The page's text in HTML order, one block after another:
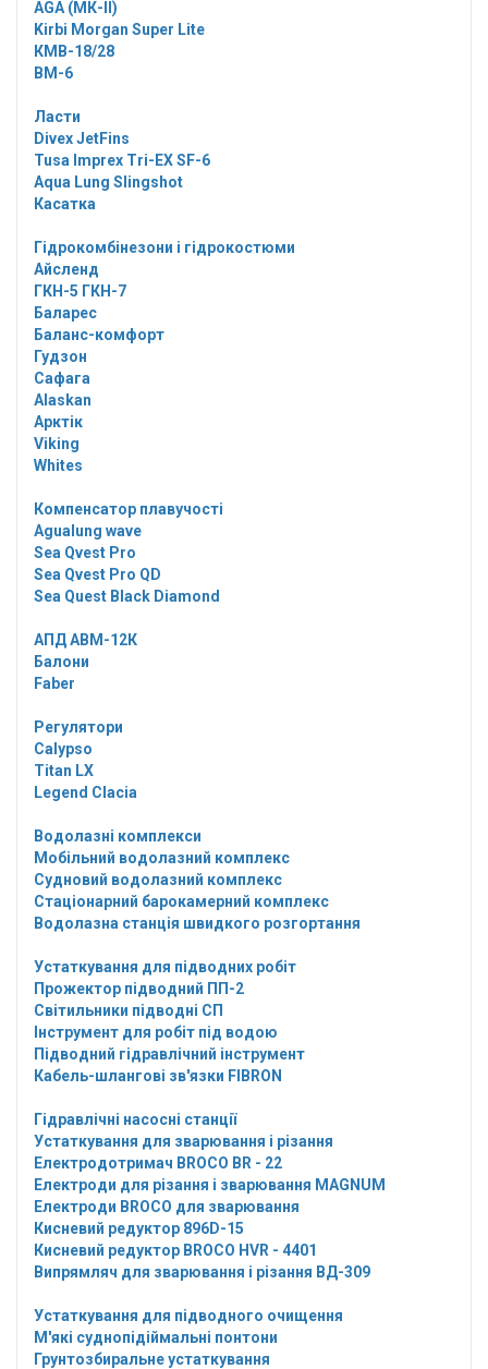
AGA (МК-II)
Kirbi Morgan Super Lite
КМВ-18/28
ВМ-6
Ласти
Divex JetFins
Tusa Imprex Tri-EX SF-6
Aqua Lung Slingshot
Касатка
Гідрокомбінезони і гідрокостюми
Айсленд
ГКН-5 ГКН-7
Баларес
Баланс-комфорт
Гудзон
Сафага
Alaskan
Арктік
Viking
Whites
Компенсатор плавучості
Agualung wave
Sea Qvest Pro
Sea Qvest Pro QD
Sea Quest Black Diamond
АПД АВМ-12К
Балони
Faber
Регулятори
Calypso
Titan LX
Legend Clacia
Водолазні комплекси
Мобільний водолазний комплекс
Судновий водолазний комплекс
Стаціонарний барокамерний комплекс
Водолазна станція швидкого розгортання
Устаткування для підводних робіт
Прожектор підводний ПП-2
Світильники підводні СП
Інструмент для робіт під водою
Підводний гідравлічний інструмент
Кабель-шлангові зв'язки FIBRON
Гідравлічні насосні станції
Устаткування для зварювання і різання
Електродотримач BROCO BR - 22
Електроди для різання і зварювання MAGNUM
Електроди BROCO для зварювання
Кисневий редуктор 896D-15
Кисневий редуктор BROCO HVR - 4401
Випрямляч для зварювання і різання ВД-309
Устаткування для підводного очищення
М'які суднопідіймальні понтони
Грунтозбиральне устаткування